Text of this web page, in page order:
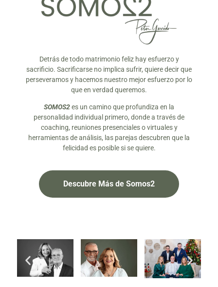
Detrás de todo matrimonio feliz hay esfuerzo y
sacrificio. Sacrificarse no implica sufrir, quiere decir que
perseveramos y hacemos nuestro mejor esfuerzo por lo
que en verdad queremos.
SOMOS2es un camino que profundiza en la
personalidad individual primero, donde a través de
coaching, reuniones presenciales o virtuales y
herramientas de análisis, las parejas descubren que la
felicidad es posible si se quiere.
Descubre Más de Somos2